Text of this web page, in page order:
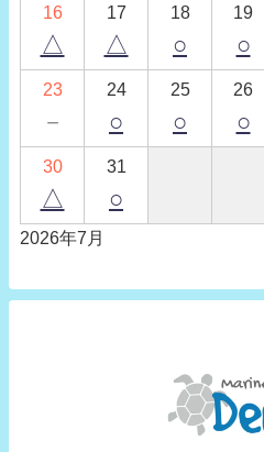
16
△
17
△
18
○
19
○
23
－
24
○
25
○
26
○
30
△
31
○
2026年7月